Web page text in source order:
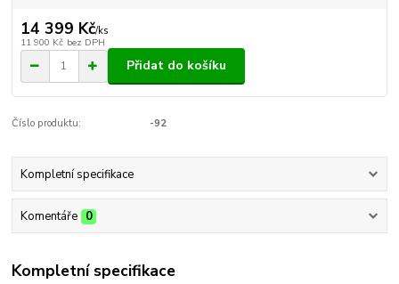
14 399 Kč/ks
11 900 Kč bez DPH
Přidat do košíku
Číslo produktu: -92
Kompletní specifikace
Komentáře 0
Kompletní specifikace